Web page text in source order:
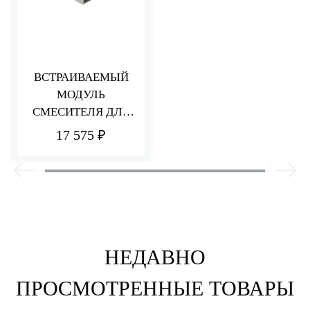
ВСТРАИВАЕМЫЙ
МОДУЛЬ
СМЕСИТЕЛЯ ДЛЯ
РАКОВИНЫ/ДУША
17 575 ₽
НЕДАВНО
ПРОСМОТРЕННЫЕ ТОВАРЫ